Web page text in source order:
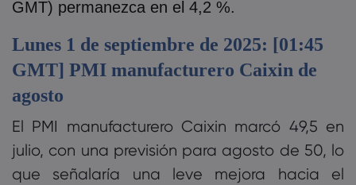
GMT) permanezca en el 4,2 %.‎
Lunes 1 de septiembre de 2025: [01:45
GMT] PMI manufacturero Caixin de
agosto
El PMI manufacturero Caixin marcó 49,5 en
julio, con una previsión para agosto de 50, lo
que señalaría una leve mejora hacia el